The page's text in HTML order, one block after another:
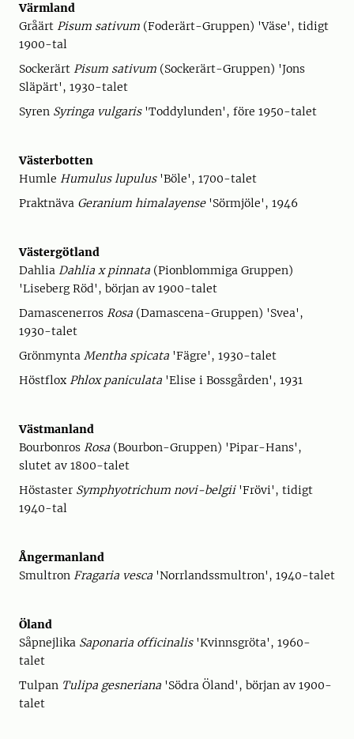
Värmland
Gråärt Pisum sativum (Foderärt-Gruppen) 'Väse', tidigt
1900-tal
Sockerärt Pisum sativum (Sockerärt-Gruppen) 'Jons
Släpärt', 1930-talet
Syren Syringa vulgaris'Toddylunden', före 1950-talet
Västerbotten
Humle Humulus lupulus'Böle', 1700-talet
Praktnäva Geranium himalayense'Sörmjöle', 1946
Västergötland
Dahlia Dahlia x pinnata (Pionblommiga Gruppen)
'Liseberg Röd', början av 1900-talet
Damascenerros Rosa (Damascena-Gruppen) 'Svea',
1930-talet
Grönmynta Mentha spicata 'Fägre', 1930-talet
Höstflox Phlox paniculata 'Elise i Bossgården', 1931
Västmanland
Bourbonros Rosa (Bourbon-Gruppen) 'Pipar-Hans',
slutet av 1800-talet
Höstaster Symphyotrichum novi-belgii'Frövi', tidigt
1940-tal
Ångermanland
Smultron Fragaria vesca 'Norrlandssmultron', 1940-talet
Öland
Såpnejlika Saponaria officinalis'Kvinnsgröta', 1960-
talet
Tulpan Tulipa gesneriana 'Södra Öland', början av 1900-
talet